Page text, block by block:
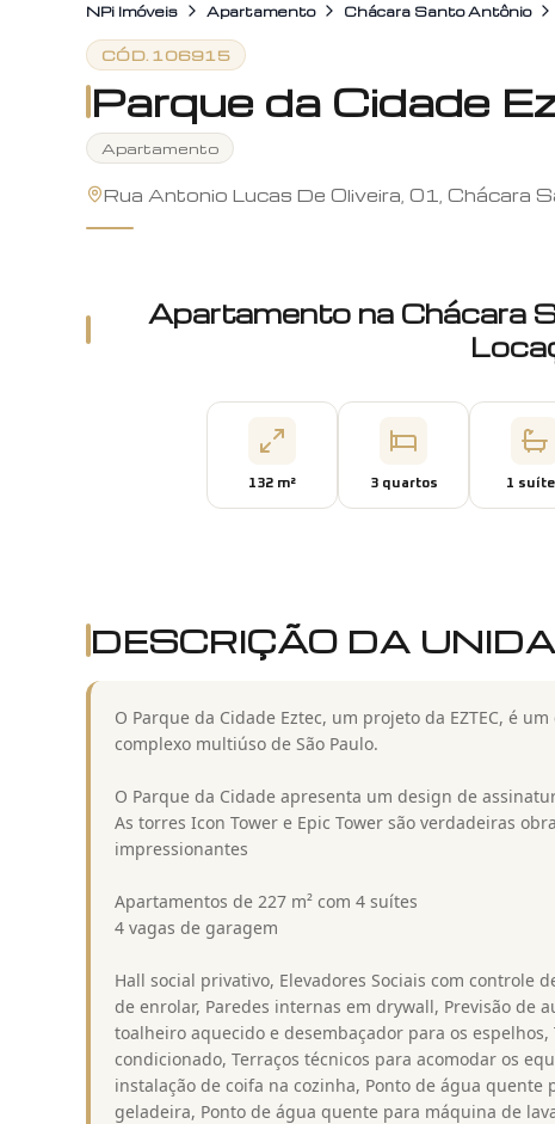
NPi Imóveis Apartamento Chácara Santo Antônio
CÓD. 106915
Parque da Cidade
Apartamento
Rua Antonio Lucas De Oliveira, 01, Chácara
Apartamento na Chácara
132 m² 3quartos 1 suíte
DESCRIÇÃO DA
O Parque da Cidade Eztec, um projeto da EZTEC, é
complexo multiúso de São Paulo.
O Parque da Cidade apresenta um design de
As torres Icon Tower e Epic Tower são verdadeiras
impressionantes
Apartamentos de 227 m² com 4 suítes
4 vagas de garagem
Hall social privativo, Elevadores Sociais com controle
de enrolar, Paredes internas em drywall, Previsão de
toalheiro aquecido e desembaçador para os
condicionado, Terraços técnicos para acomodar os
instalação de coifa na cozinha, Ponto de água
geladeira, Ponto de água quente para máquina de